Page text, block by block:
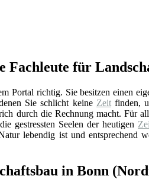
Fachleute für
Portal richtig. Sie besitzen einen
Sie schlicht keine Zeitfinden,
durch die Rechnung macht. Für
gestressten Seelen der heutigen
lebendig ist und entsprechend
in Bonn